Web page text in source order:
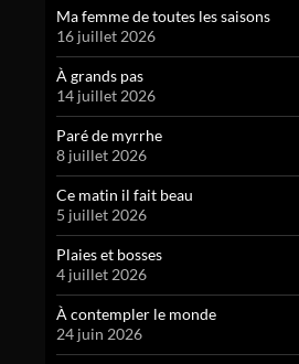
Ma femme de toutes les saisons
16 juillet 2026
À grands pas
14 juillet 2026
Paré de myrrhe
8 juillet 2026
Ce matin il fait beau
5 juillet 2026
Plaies et bosses
4 juillet 2026
À contempler le monde
24 juin 2026